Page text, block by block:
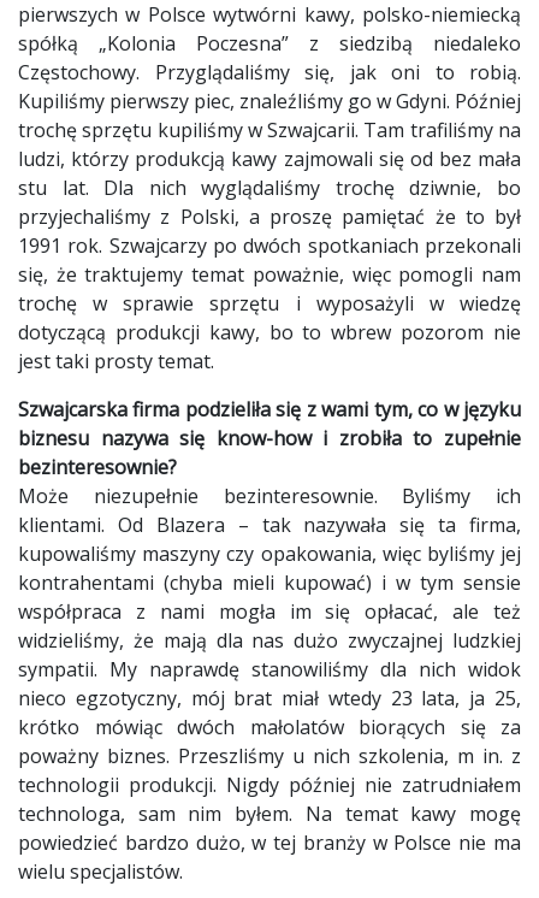
pierwszych w Polsce wytwórni kawy, polsko-niemiecką
spółką „Kolonia Poczesna” z siedzibą niedaleko
Częstochowy. Przyglądaliśmy się, jak oni to robią.
Kupiliśmy pierwszy piec, znaleźliśmy go w Gdyni. Później
trochę sprzętu kupiliśmy w Szwajcarii. Tam trafiliśmy na
ludzi, którzy produkcją kawy zajmowali się od bez mała
stu lat. Dla nich wyglądaliśmy trochę dziwnie, bo
przyjechaliśmy z Polski, a proszę pamiętać że to był
1991 rok. Szwajcarzy po dwóch spotkaniach przekonali
się, że traktujemy temat poważnie, więc pomogli nam
trochę w sprawie sprzętu i wyposażyli w wiedzę
dotyczącą produkcji kawy, bo to wbrew pozorom nie
jest taki prosty temat.
Szwajcarska firma podzieliła się z wami tym, co w języku
biznesu nazywa się know-how i zrobiła to zupełnie
bezinteresownie?
Może niezupełnie bezinteresownie. Byliśmy ich
klientami. Od Blazera – tak nazywała się ta firma,
kupowaliśmy maszyny czy opakowania, więc byliśmy jej
kontrahentami (chyba mieli kupować) i w tym sensie
współpraca z nami mogła im się opłacać, ale też
widzieliśmy, że mają dla nas dużo zwyczajnej ludzkiej
sympatii. My naprawdę stanowiliśmy dla nich widok
nieco egzotyczny, mój brat miał wtedy 23 lata, ja 25,
krótko mówiąc dwóch małolatów biorących się za
poważny biznes. Przeszliśmy u nich szkolenia, m in. z
technologii produkcji. Nigdy później nie zatrudniałem
technologa, sam nim byłem. Na temat kawy mogę
powiedzieć bardzo dużo, w tej branży w Polsce nie ma
wielu specjalistów.